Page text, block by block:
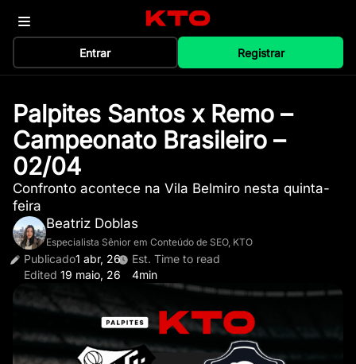
Entrar Registrar
Palpites Santos x Remo –
Campeonato Brasileiro –
02/04
Confronto acontece na Vila Belmiro nesta quinta-
feira
Beatriz Doblas
Especialista Sênior em Conteúdo de SEO, KTO
Publicado1 abr, 26
Edited 19 maio, 26
Est. Time to read
4min